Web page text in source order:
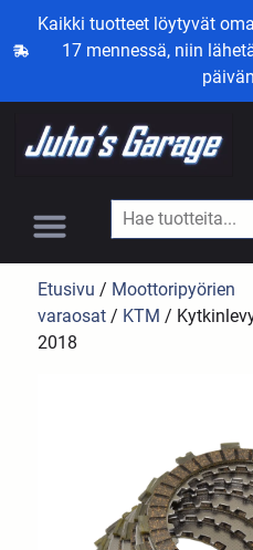
Kaikki tuotteet löytyvät
17 mennessä, niin
Etusivu / Moottoripyörien
varaosat / KTM /
2018